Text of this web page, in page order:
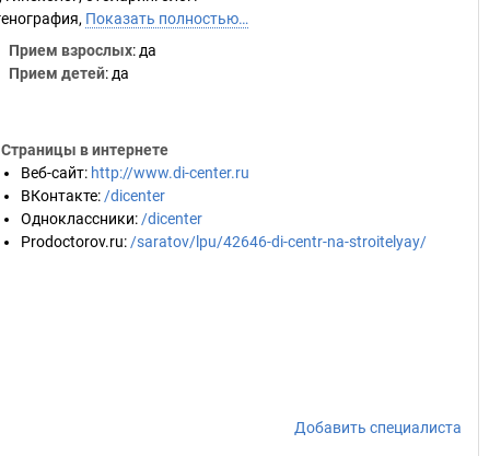
Показать полностью…
Прием взрослых: да
Прием детей: да
Страницы в интернете
Веб-сайт: http://www.di-center.ru
ВКонтакте: /dicenter
Одноклассники: /dicenter
Prodoctorov.ru: /saratov/lpu/42646-di-centr-na-stroitelyay/
Добавить специалиста